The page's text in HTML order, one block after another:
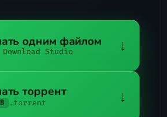
одним файлом
Download Studio ↓
торрент
.torrent ↓